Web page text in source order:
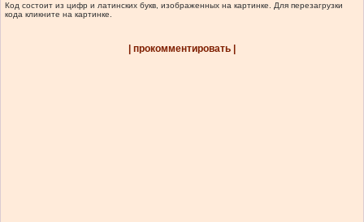
Код состоит из цифр и латинских букв, изображенных на картинке. Для перезагрузки
кода кликните на картинке.
| прокомментировать |